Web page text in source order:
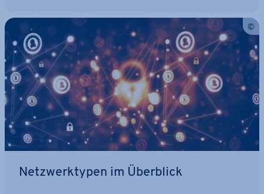
Netz­werk­ty­pen im Überblick